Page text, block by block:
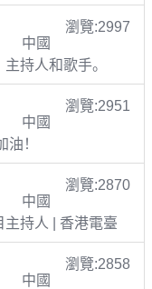
瀏覽:2997
中國
持人和歌手。
瀏覽:2951
中國
！
瀏覽:2870
中國
持人 | 香港電臺
瀏覽:2858
中國